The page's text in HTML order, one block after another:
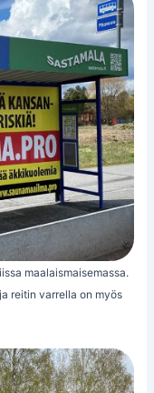
maalaismaisemassa.
reitin varrella on myös